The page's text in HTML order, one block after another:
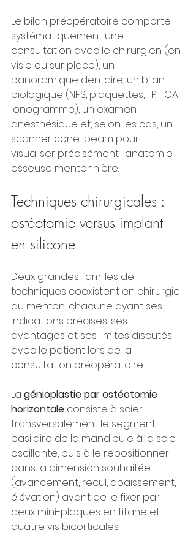
Le bilan préopératoire comporte
systématiquement une
consultation avec le chirurgien (en
visio ou sur place), un
panoramique dentaire, un bilan
biologique (NFS, plaquettes, TP, TCA,
ionogramme), un examen
anesthésique et, selon les cas, un
scanner cone-beam pour
visualiser précisément l'anatomie
osseuse mentonnière.
Techniques chirurgicales :
ostéotomie versus implant
en silicone
Deux grandes familles de
techniques coexistent en chirurgie
du menton, chacune ayant ses
indications précises, ses
avantages et ses limites discutés
avec le patient lors de la
consultation préopératoire.
La génioplastie par ostéotomie
horizontale consiste à scier
transversalement le segment
basilaire de la mandibule à la scie
oscillante, puis à le repositionner
dans la dimension souhaitée
(avancement, recul, abaissement,
élévation) avant de le fixer par
deux mini-plaques en titane et
quatre vis bicorticales.